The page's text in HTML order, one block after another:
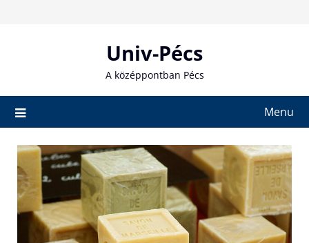
Univ-Pécs
A középpontban Pécs
Menu